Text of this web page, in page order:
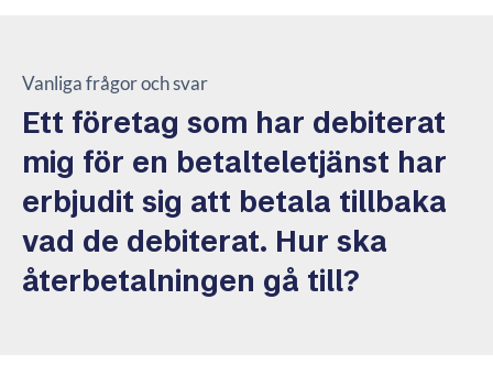
Vanliga frågor och svar
Ett företag som har debiterat
mig för en betalteletjänst har
erbjudit sig att betala tillbaka
vad de debiterat. Hur ska
återbetalningen gå till?